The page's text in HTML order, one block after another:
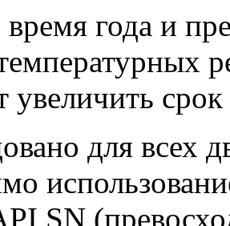
года и
увеличить
для всех
SN